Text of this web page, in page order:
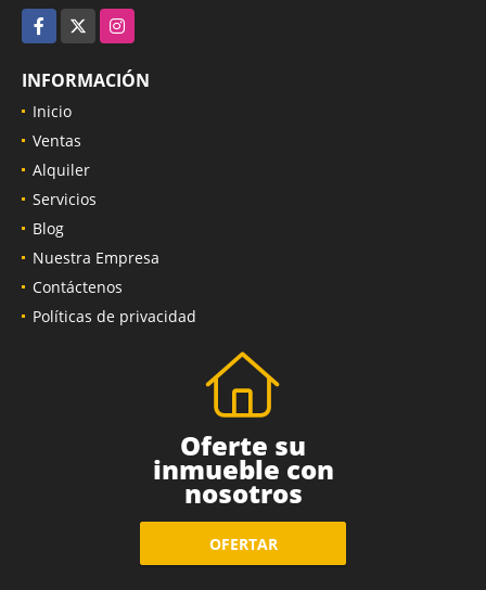
Facebook
Instagram
INFORMACIÓN
Inicio
Ventas
Alquiler
Servicios
Blog
Nuestra Empresa
Contáctenos
Políticas de privacidad
Oferte su
inmueble con
nosotros
OFERTAR